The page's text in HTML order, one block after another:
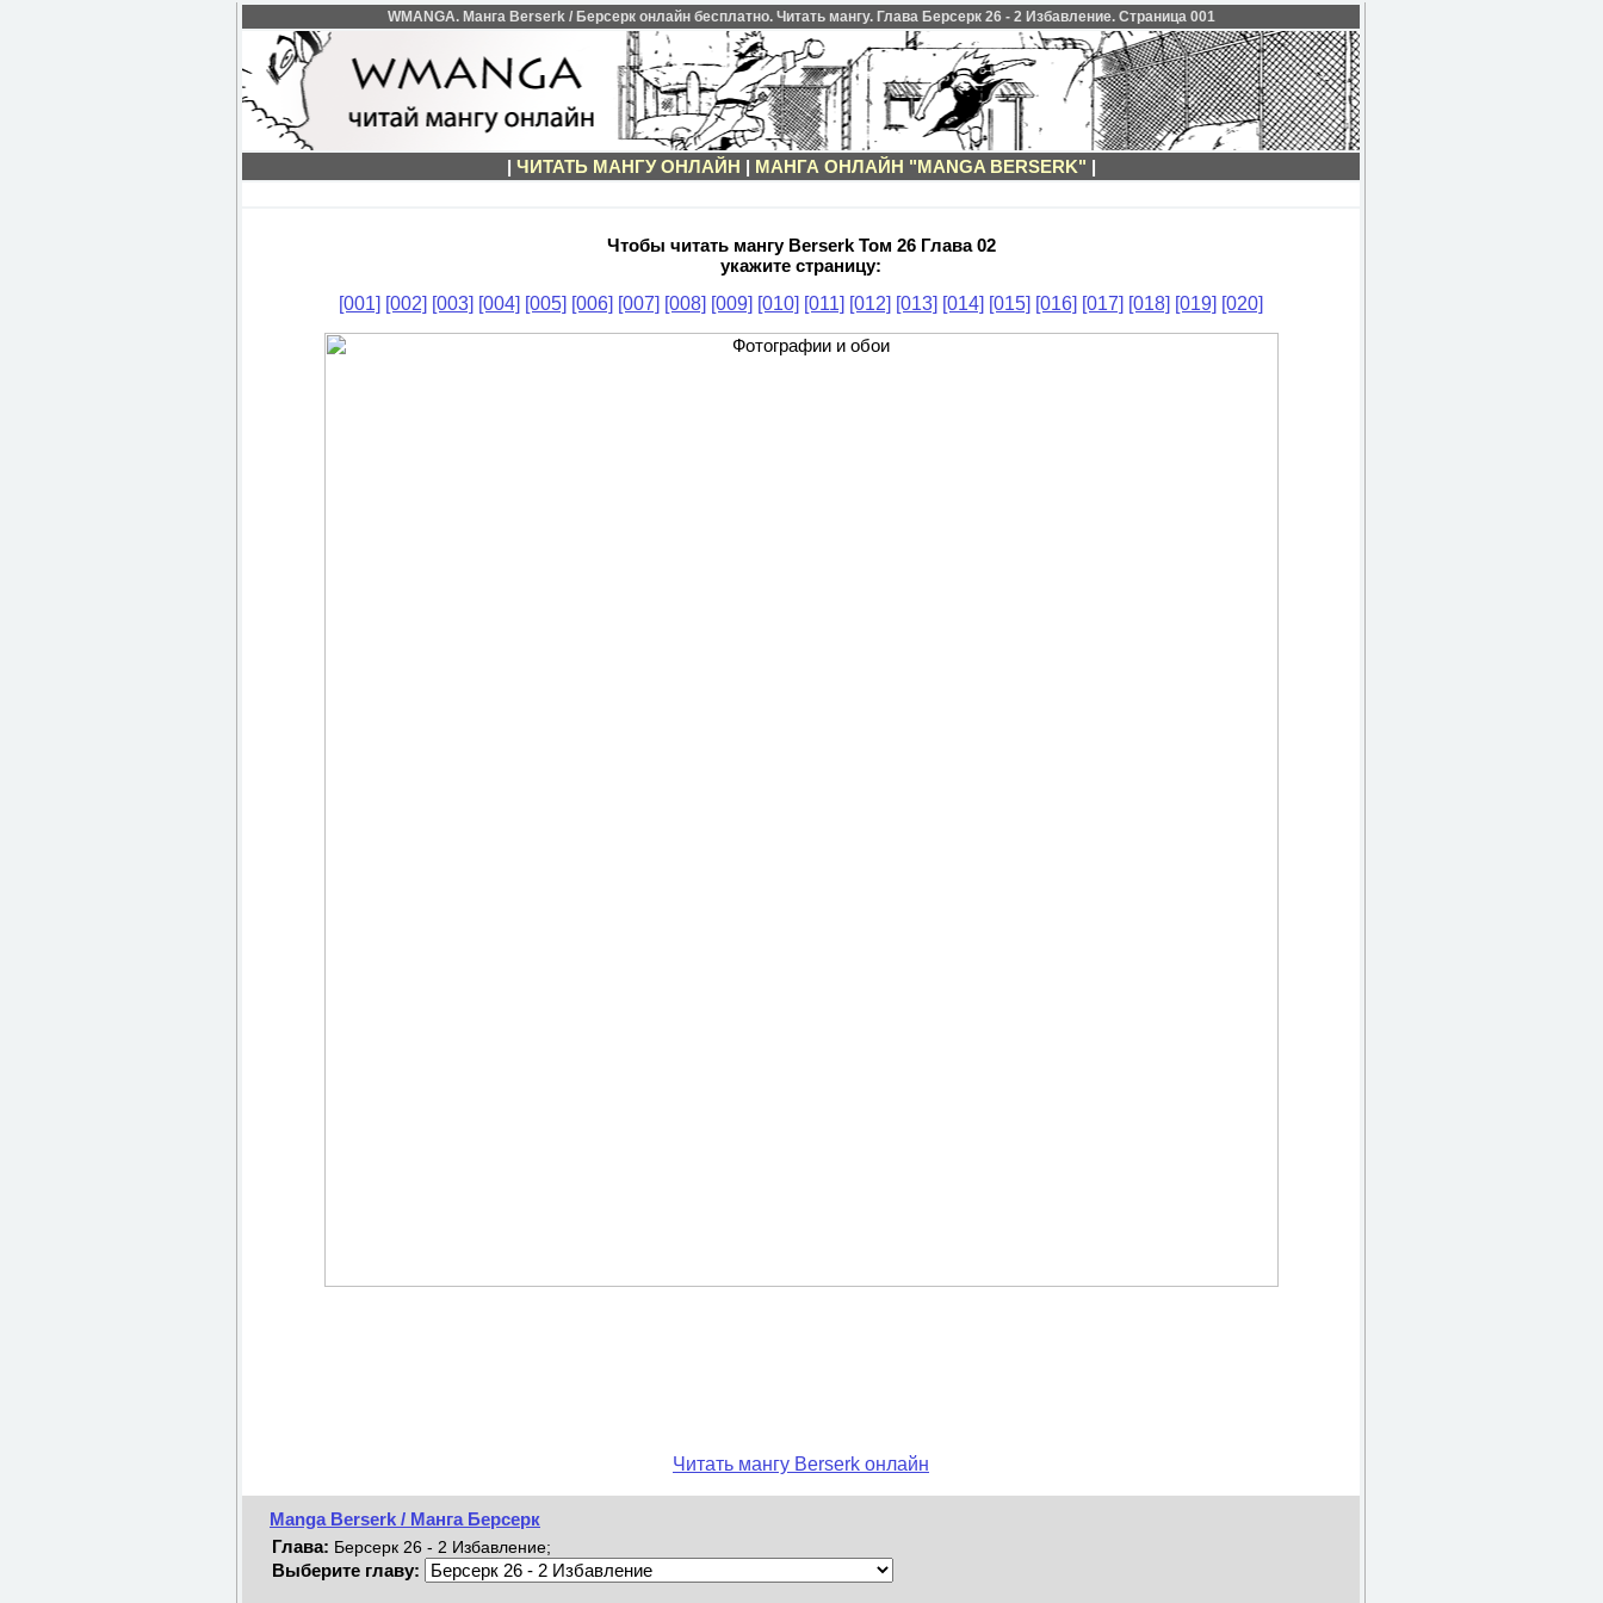
WMANGA. Манга Berserk / Берсерк онлайн бесплатно. Читать мангу. Глава Берсерк 26 - 2 Избавление. Страница 001
| ЧИТАТЬ МАНГУ ОНЛАЙН | МАНГА ОНЛАЙН "MANGA BERSERK" |
Чтобы читать мангу Berserk Том 26 Глава 02
укажите страницу:
[001] [002] [003] [004] [005] [006] [007] [008] [009] [010] [011] [012] [013] [014] [015] [016] [017] [018] [019] [020]
Читать мангу Berserk онлайн
Manga Berserk / Манга Берсерк
Глава: Берсерк 26 - 2 Избавление;
Выберите главу: